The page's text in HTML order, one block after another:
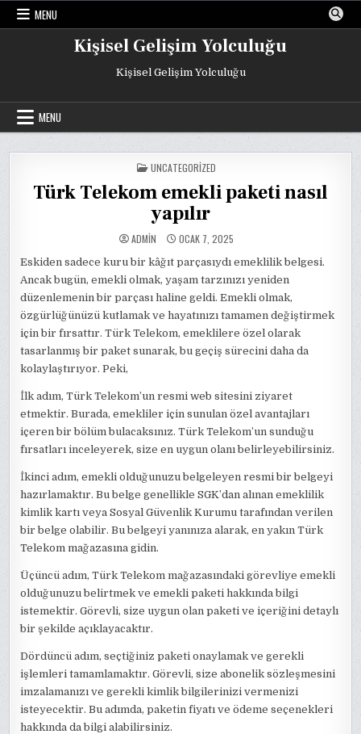
Skip
MENU
Kişisel Gelişim Yolculuğu
Kişisel Gelişim Yolculuğu
MENU
POSTED
IN
UNCATEGORIZED
Türk Telekom emekli paketi nasıl
yapılır
ADMIN OCAK 7, 2025
Eskiden sadece kuru bir kâğıt parçasıydı emeklilik belgesi.
Ancak bugün, emekli olmak, yaşam tarzınızı yeniden
düzenlemenin bir parçası haline geldi. Emekli olmak,
özgürlüğünüzü kutlamak ve hayatınızı tamamen değiştirmek
için bir fırsattır. Türk Telekom, emeklilere özel olarak
tasarlanmış bir paket sunarak, bu geçiş sürecini daha da
kolaylaştırıyor. Peki,
İlk adım, Türk Telekom’un resmi web sitesini ziyaret
etmektir. Burada, emekliler için sunulan özel avantajları
içeren bir bölüm bulacaksınız. Türk Telekom’un sunduğu
fırsatları inceleyerek, size en uygun olanı belirleyebilirsiniz.
İkinci adım, emekli olduğunuzu belgeleyen resmi bir belgeyi
hazırlamaktır. Bu belge genellikle SGK’dan alınan emeklilik
kimlik kartı veya Sosyal Güvenlik Kurumu tarafından verilen
bir belge olabilir. Bu belgeyi yanınıza alarak, en yakın Türk
Telekom mağazasına gidin.
Üçüncü adım, Türk Telekom mağazasındaki görevliye emekli
olduğunuzu belirtmek ve emekli paketi hakkında bilgi
istemektir. Görevli, size uygun olan paketi ve içeriğini detaylı
bir şekilde açıklayacaktır.
Dördüncü adım, seçtiğiniz paketi onaylamak ve gerekli
işlemleri tamamlamaktır. Görevli, size abonelik sözleşmesini
imzalamanızı ve gerekli kimlik bilgilerinizi vermenizi
isteyecektir. Bu adımda, paketin fiyatı ve ödeme seçenekleri
hakkında da bilgi alabilirsiniz.